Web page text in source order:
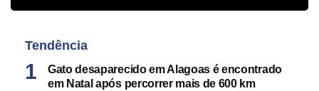
Tendência
Gato desaparecido em Alagoas é encontrado
em Natal após percorrer mais de 600 km